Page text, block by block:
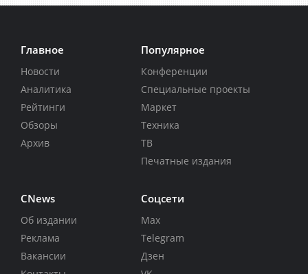
Главное
Новости
Аналитика
Рейтинги
Обзоры
Архив
Популярное
Конференции
Специальные проекты
Маркет
Техника
ТВ
Печатные издания
CNews
Об издании
Реклама
Вакансии
Соцсети
Max
Telegram
Дзен